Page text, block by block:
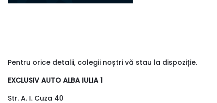
Pentru orice detalii, colegii noștri vă stau la dispoziție.
EXCLUSIV AUTO ALBA IULIA 1
Str. A. I. Cuza 40